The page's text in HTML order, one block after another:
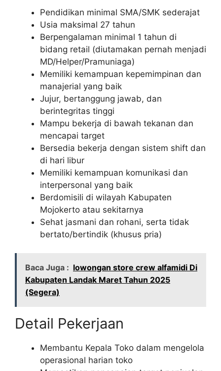
Pendidikan minimal SMA/SMK sederajat
Usia maksimal 27 tahun
Berpengalaman minimal 1 tahun di
bidang retail (diutamakan pernah menjadi
MD/Helper/Pramuniaga)
Memiliki kemampuan kepemimpinan dan
manajerial yang baik
Jujur, bertanggung jawab, dan
berintegritas tinggi
Mampu bekerja di bawah tekanan dan
mencapai target
Bersedia bekerja dengan sistem shift dan
di hari libur
Memiliki kemampuan komunikasi dan
interpersonal yang baik
Berdomisili di wilayah Kabupaten
Mojokerto atau sekitarnya
Sehat jasmani dan rohani, serta tidak
bertato/bertindik (khusus pria)
Baca Juga : lowongan store crew alfamidi Di
Kabupaten Landak Maret Tahun 2025
(Segera)
Detail Pekerjaan
Membantu Kepala Toko dalam mengelola
operasional harian toko